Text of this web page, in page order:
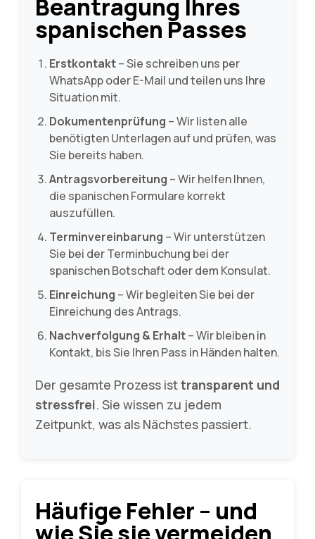
Beantragung Ihres
spanischen Passes
Erstkontakt– Sie schreiben uns per
WhatsApp oder E-Mail und teilen uns Ihre
Situation mit.
Dokumentenprüfung – Wir listen alle
benötigten Unterlagen auf und prüfen, was
Sie bereits haben.
Antragsvorbereitung – Wir helfen Ihnen,
die spanischen Formulare korrekt
auszufüllen.
Terminvereinbarung – Wir unterstützen
Sie bei der Terminbuchung bei der
spanischen Botschaft oder dem Konsulat.
Einreichung – Wir begleiten Sie bei der
Einreichung des Antrags.
Nachverfolgung & Erhalt– Wir bleiben in
Kontakt, bis Sie Ihren Pass in Händen halten.
Der gesamte Prozess isttransparent und
stressfrei. Sie wissen zu jedem
Zeitpunkt, was als Nächstes passiert.
Häufige Fehler – und